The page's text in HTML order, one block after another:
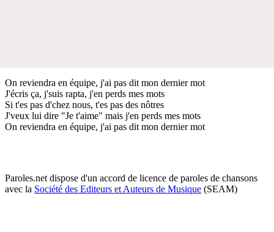
On reviendra en équipe, j'ai pas dit mon dernier mot
J'écris ça, j'suis rapta, j'en perds mes mots
Si t'es pas d'chez nous, t'es pas des nôtres
J'veux lui dire "Je t'aime" mais j'en perds mes mots
On reviendra en équipe, j'ai pas dit mon dernier mot
Paroles.net dispose d'un accord de licence de paroles de chansons
avec la Société des Editeurs et Auteurs de Musique (SEAM)